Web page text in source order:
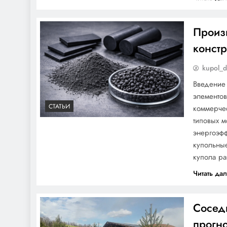
Зачем дышать?
Исследуем важный
аспект вентиляции в
купольных домах
СТАТЬИ
типовых
купола
Читать